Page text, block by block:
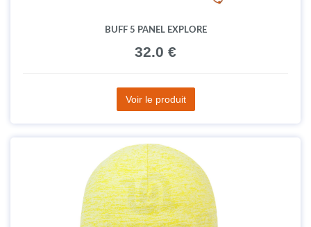
BUFF 5 PANEL EXPLORE
32.0 €
Voir le produit